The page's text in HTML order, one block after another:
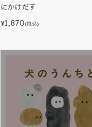
にかけだす
¥1,870(税込)